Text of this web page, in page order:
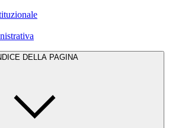
INDICE DELLA PAGINA